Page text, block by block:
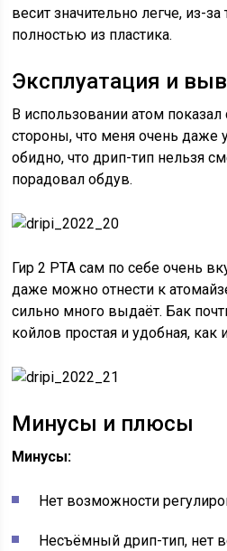
весит значительно легче, из-за
полностью из пластика.
Эксплуатация и
В использовании атом
стороны, что меня очень даже
обидно, что дрип-тип нельзя
порадовал обдув.
Гир 2 РТА сам по себе очень
даже можно отнести к
сильно много выдаёт. Бак
койлов простая и удобная, как
Минусы и плюсы
Минусы:
Нет возможности
Несъёмный дрип-тип, нет